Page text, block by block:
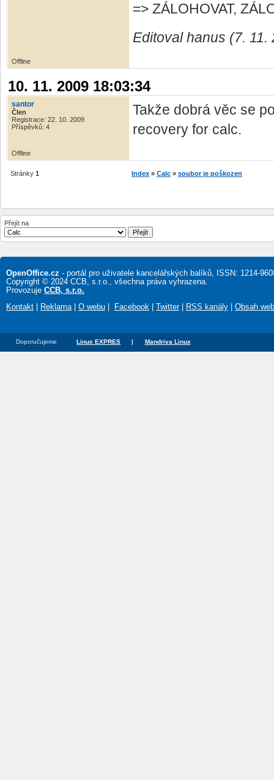
=> ZÁLOHOVAT,
Editoval hanus (7. 11.
Offline
10. 11. 2009 18:03:34
santor
Člen
Registrace: 22. 10. 2009
Příspěvků: 4
Takže dobrá věc se
recovery for calc.
Offline
Stránky 1 Index » Calc » soubor je poškozen
Přejít na
OpenOffice.cz - portál pro uživatele kancelářských balíků, ISSN: 1214-
Copyright © 2024 CCB, s.r.o., všechna práva vyhrazena.
Provozuje CCB, s.r.o.
Kontakt
Reklama O webu Facebook Twitter| RSS kanály Obsah
Doporučujeme Linux EXPRES | Mandriva Linux